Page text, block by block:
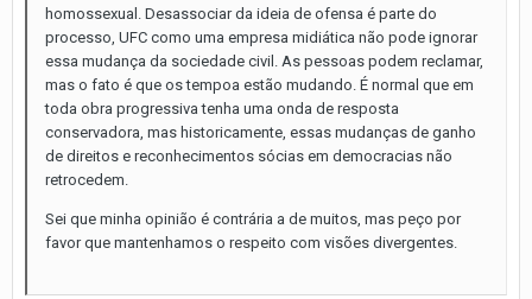
homossexual. Desassociar da ideia de ofensa é parte do
processo, UFC como uma empresa midiática não pode ignorar
essa mudança da sociedade civil. As pessoas podem reclamar,
mas o fato é que os tempoa estão mudando. É normal que em
toda obra progressiva tenha uma onda de resposta
conservadora, mas historicamente, essas mudanças de ganho
de direitos e reconhecimentos sócias em democracias não
retrocedem.
Sei que minha opinião é contrária a de muitos, mas peço por
favor que mantenhamos o respeito com visões divergentes.